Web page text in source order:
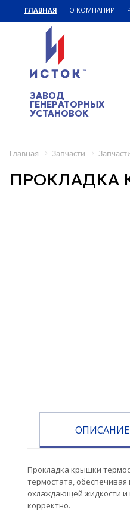
ГЛАВНАЯ О КОМПАНИИ
ЗАВОД
ГЕНЕРАТОРНЫХ
УСТАНОВОК
Главная Запчасти
ПРОКЛАДКА
ОПИСАНИЕ
Прокладка крышки
термостата,
охлаждающей жидкости и